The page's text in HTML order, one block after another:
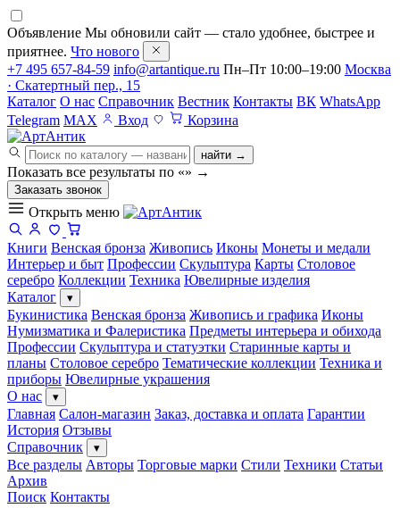
Объявление Мы обновили сайт — стало удобнее, быстрее и
приятнее. Что нового
+7 495 657-84-59 info@artantique.ru Пн–Пт 10:00–19:00 Москва
· Скатертный пер., 15
Каталог О нас Справочник Вестник Контакты ВК WhatsApp
Telegram MAX Вход Корзина
найти →
Показать все результаты по «» →
Заказать звонок
Открыть меню
Книги Венская бронза Живопись Иконы Монеты и медали
Интерьер и быт Профессии Скульптура Карты Столовое
серебро Коллекции Техника Ювелирные изделия
Каталог
▾
Букинистика Венская бронза Живопись и графика Иконы
Нумизматика и Фалеристика Предметы интерьера и обихода
Профессии Скульптура и статуэтки Старинные карты и
планы Столовое серебро Тематические коллекции Техника и
приборы Ювелирные украшения
О нас
▾
Главная Салон-магазин Заказ, доставка и оплата Гарантии
История Отзывы
Справочник
▾
Все разделы Авторы Торговые марки Стили Техники Статьи
Архив
Поиск Контакты